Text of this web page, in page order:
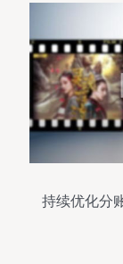
持续优化分